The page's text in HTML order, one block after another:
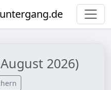
2026)